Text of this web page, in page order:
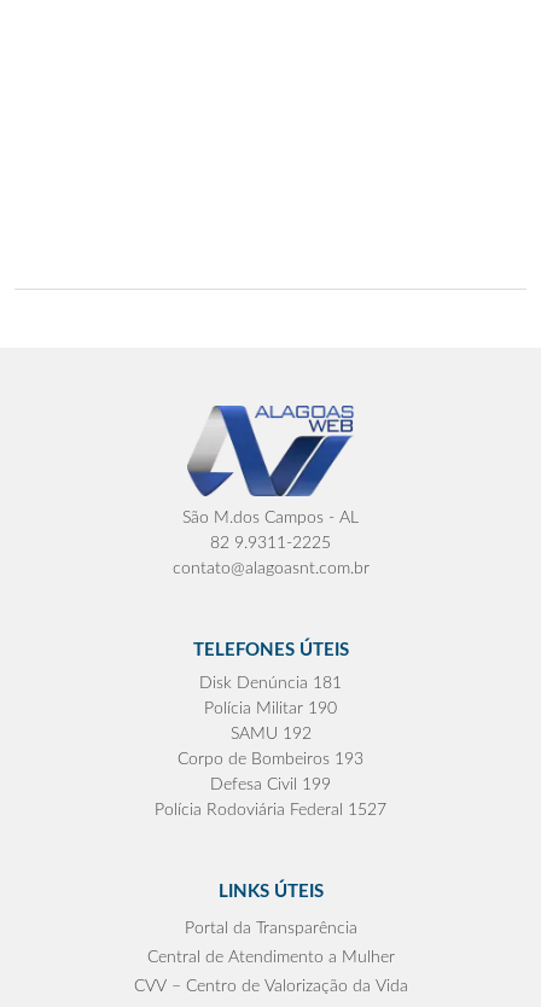
São M.dos Campos - AL
82 9.9311-2225
contato@alagoasnt.com.br
TELEFONES ÚTEIS
Disk Denúncia 181
Polícia Militar 190
SAMU 192
Corpo de Bombeiros 193
Defesa Civil 199
Polícia Rodoviária Federal 1527
LINKS ÚTEIS
Portal da Transparência
Central de Atendimento a Mulher
CVV – Centro de Valorização da Vida